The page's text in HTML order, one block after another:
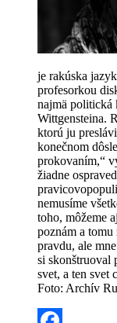
je rakúska
profesorkou
najmä politická
Wittgensteina.
ktorú ju
konečnom
prokovaním,“
žiadne
nemusíme
toho, môžeme
poznám a
pravdu, ale
si skonštruoval
svet, a ten svet
Foto: Archív